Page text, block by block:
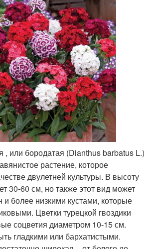
, или бородатая (Dianthus barbatus L.)
растение, которое
двулетней культуры. В высоту
30-60 см, но также этот вид может
и более низкими кустами, которые
Цветки турецкой гвоздики
соцветия диаметром 10-15 см.
гладкими или бархатистыми.